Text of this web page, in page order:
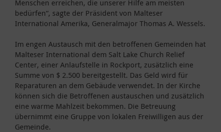
Menschen erreichen, die unserer Hilfe am meisten
bedürfen“, sagte der Präsident von Malteser
International Amerika, Generalmajor Thomas A. Wessels.
Im engen Austausch mit den betroffenen Gemeinden hat
Malteser International dem Salt Lake Church Relief
Center, einer Anlaufstelle in Rockport, zusätzlich eine
Summe von $ 2.500 bereitgestellt. Das Geld wird für
Reparaturen an dem Gebäude verwendet. In der Kirche
können sich die Betroffenen austauschen und zusätzlich
eine warme Mahlzeit bekommen. Die Betreuung
übernimmt eine Gruppe von lokalen Freiwilligen aus der
Gemeinde.